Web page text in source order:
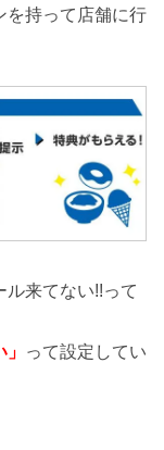
を持って店舗に行
ル来てない!!って
って設定してい